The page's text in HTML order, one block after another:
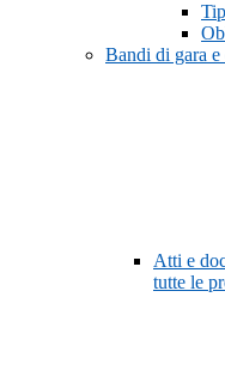
Bandi di gara e
Atti e
tutte le